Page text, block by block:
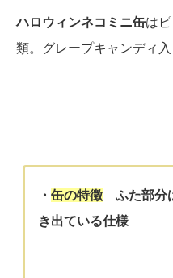
ハロウィンネコミニ缶は
類。グレープキャンディ入
・缶の特徴 ふた部分
き出ている仕様